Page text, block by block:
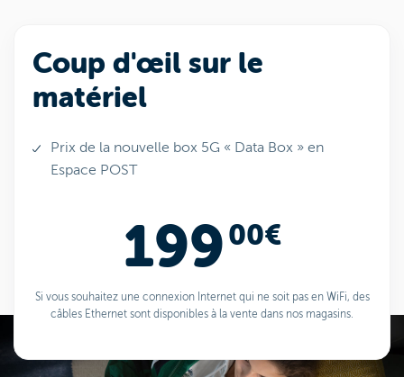
Coup d'œil sur le
matériel
Prix de la nouvelle box 5G « Data Box » en
Espace POST
19900€
Si vous souhaitez une connexion Internet qui ne soit pas en WiFi, des
câbles Ethernet sont disponibles à la vente dans nos magasins.